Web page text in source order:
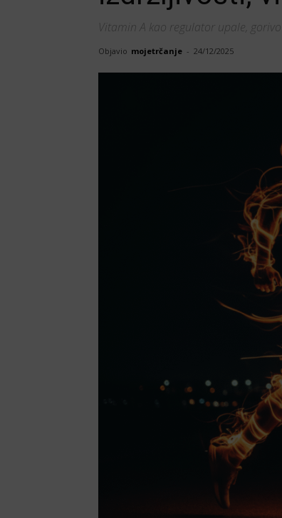
Vitamin A kao regulator upale,
Objavio mojetrčanje - 24/12/2025